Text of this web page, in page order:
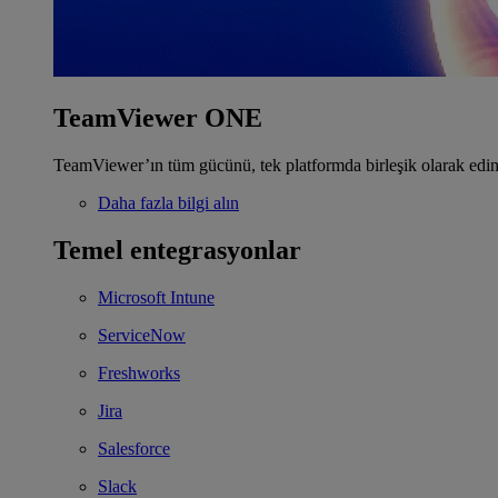
TeamViewer ONE
TeamViewer’ın tüm gücünü, tek platformda birleşik olarak
Daha fazla bilgi alın
Temel entegrasyonlar
Microsoft Intune
ServiceNow
Freshworks
Jira
Salesforce
Slack